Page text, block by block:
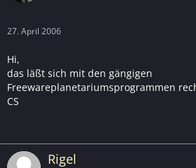
27. April 2006
Hi,
das läßt sich mit den gängigen
Freewareplanetariumsprogrammen
CS
Rigel